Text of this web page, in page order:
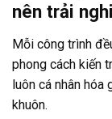
nên trải
Mỗi công trình
phong cách kiến
luôn cá nhân
khuôn.